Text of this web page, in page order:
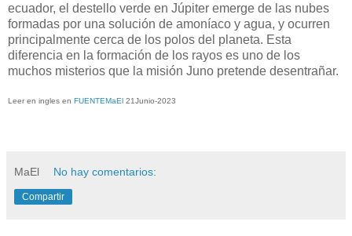
ecuador, el destello verde en Júpiter emerge de las nubes
formadas por una solución de amoníaco y agua, y ocurren
principalmente cerca de los polos del planeta. Esta
diferencia en la formación de los rayos es uno de los
muchos misterios que la misión Juno pretende desentrañar.
Leer en ingles en FUENTEMaEl 21Junio-2023
MaEl No hay comentarios:
Compartir